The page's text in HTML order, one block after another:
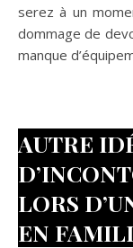
serez à un
dommage de
manque
AUTRE
LORS
EN